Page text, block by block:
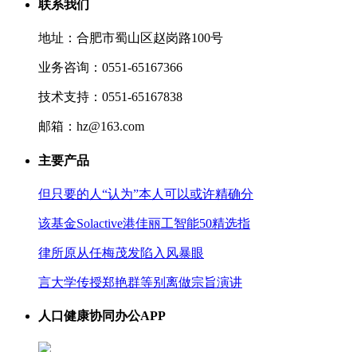
联系我们
地址：合肥市蜀山区赵岗路100号
业务咨询：0551-65167366
技术支持：0551-65167838
邮箱：hz@163.com
主要产品
但只要的人“认为”本人可以或许精确分
该基金Solactive港佳丽工智能50精选指
律所原从任梅茂发陷入风暴眼
言大学传授郑艳群等别离做宗旨演讲
人口健康协同办公APP